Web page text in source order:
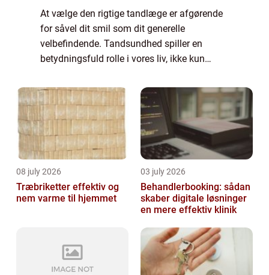
At vælge den rigtige tandlæge er afgørende
for såvel dit smil som dit generelle
velbefindende. Tandsundhed spiller en
betydningsfuld rolle i vores liv, ikke kun
sundhedsaspekter. Det er tandlægen, som
kan for...
08 july 2026
Træbriketter effektiv og
nem varme til hjemmet
03 july 2026
Behandlerbooking: sådan
skaber digitale løsninger
en mere effektiv klinik